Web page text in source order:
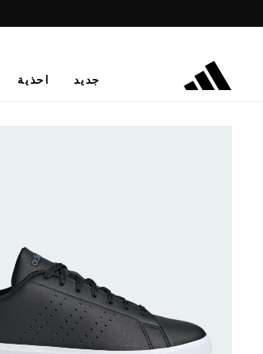
جديد احذية